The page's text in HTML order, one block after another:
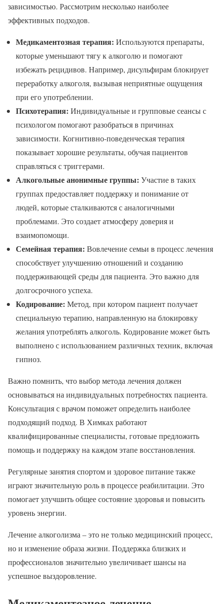
зависимостью. Рассмотрим несколько наиболее
эффективных подходов.
Медикаментозная терапия: Используются препараты,
которые уменьшают тягу к алкоголю и помогают
избежать рецидивов. Например, дисульфирам блокирует
переработку алкоголя, вызывая неприятные ощущения
при его употреблении.
Психотерапия: Индивидуальные и групповые сеансы с
психологом помогают разобраться в причинах
зависимости. Когнитивно-поведенческая терапия
показывает хорошие результаты, обучая пациентов
справляться с триггерами.
Алкогольные анонимные группы: Участие в таких
группах предоставляет поддержку и понимание от
людей, которые сталкиваются с аналогичными
проблемами. Это создает атмосферу доверия и
взаимопомощи.
Семейная терапия: Вовлечение семьи в процесс лечения
способствует улучшению отношений и созданию
поддерживающей среды для пациента. Это важно для
долгосрочного успеха.
Кодирование: Метод, при котором пациент получает
специальную терапию, направленную на блокировку
желания употреблять алкоголь. Кодирование может быть
выполнено с использованием различных техник, включая
гипноз.
Важно помнить, что выбор метода лечения должен
основываться на индивидуальных потребностях пациента.
Консультация с врачом поможет определить наиболее
подходящий подход. В Химках работают
квалифицированные специалисты, готовые предложить
помощь и поддержку на каждом этапе восстановления.
Регулярные занятия спортом и здоровое питание также
играют значительную роль в процессе реабилитации. Это
помогает улучшить общее состояние здоровья и повысить
уровень энергии.
Лечение алкоголизма – это не только медицинский процесс,
но и изменение образа жизни. Поддержка близких и
профессионалов значительно увеличивает шансы на
успешное выздоровление.